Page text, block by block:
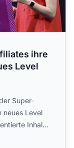
ihre
Level
Super-
neues Level
Inhalte